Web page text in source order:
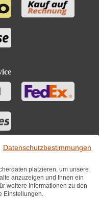
Datenschutzbestimmungen
platzieren, um unsere
anzuzeigen und Ihnen ein
weitere Informationen zu den
Einstellungen.